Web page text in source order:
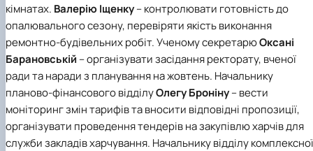
кімнатах. Валерію Іщенку– контролювати готовність до
опалювального сезону, перевіряти якість виконання
ремонтно-будівельних робіт. Ученому секретарюОксані
Барановській – організувати засідання ректорату, вченої
ради та наради з планування на жовтень. Начальнику
планово-фінансового відділуОлегу Броніну– вести
моніторинг змін тарифів та вносити відповідні пропозиції,
організувати проведення тендерів на закупівлю харчів для
служби закладів харчування. Начальнику відділу комплексної